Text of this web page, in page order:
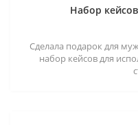
Набор
Сделала подарок для
набор кейсов для